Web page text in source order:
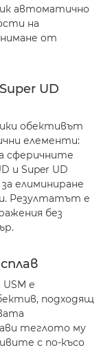
автоматично
на
от
UD
обективът
елементи:
сферичните
и Super UD
елиминиране
Резултатът е
без
е
подходящ
теглото му
с по-късо